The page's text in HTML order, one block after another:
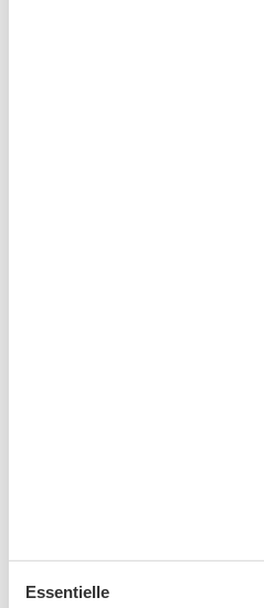
Essentielle